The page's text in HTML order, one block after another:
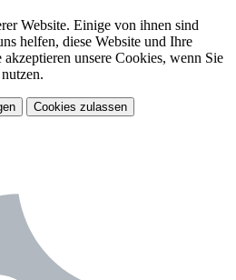
Website. Einige von ihnen sind
helfen, diese Website und Ihre
unsere Cookies, wenn Sie
Cookies zulassen